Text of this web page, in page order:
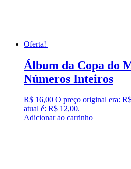
Oferta!
Álbum da Copa do
Números Inteiros
R$16,00 O preço original era:
atual é: R$ 12,00.
Adicionar ao carrinho